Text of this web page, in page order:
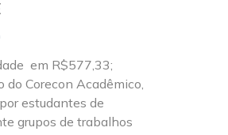
em R$577,33;
do Corecon Acadêmico,
estudantes de
grupos de trabalhos